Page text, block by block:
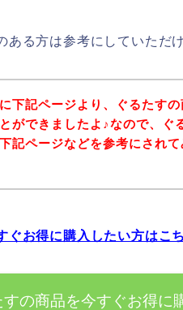
ある方は参考にしていただ
下記ページより、ぐるたす
ができましたよ♪なので、ぐ
記ページなどを参考にされ
ぐお得に購入したい方はこ
すの商品を今すぐお得に